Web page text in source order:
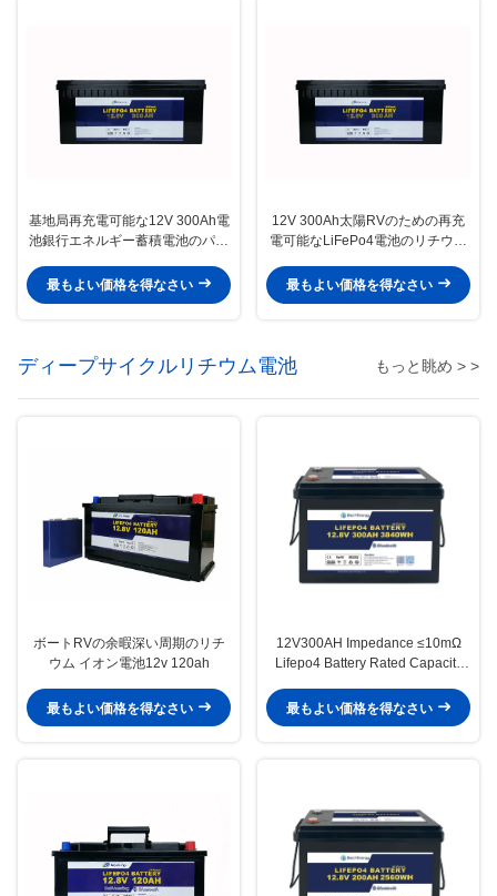
基地局再充電可能な12V 300Ah電
池銀行エネルギー蓄積電池のパッ
最もよい価格を得なさい
12V 300Ah太陽RVのための再充
電可能なLiFePo4電池のリチウム
最もよい価格を得なさい
ディープサイクルリチウム電池 もっと眺め > >
ボートRVの余暇深い周期のリチ
ウム イオン電池12v 120ah
最もよい価格を得なさい
12V300AH Impedance ≤10mΩ
Lifepo4 Battery Rated Capacity
Storage Solutions
最もよい価格を得なさい